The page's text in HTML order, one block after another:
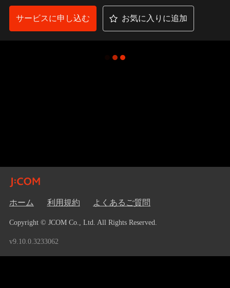
に磨かれて実家にあることを知り…。
サービスに申し込む お気に入りに追加
ホーム 利用規約 よくあるご質問
Copyright © JCOM Co., Ltd. All Rights Reserved.
v9.10.0.3233062